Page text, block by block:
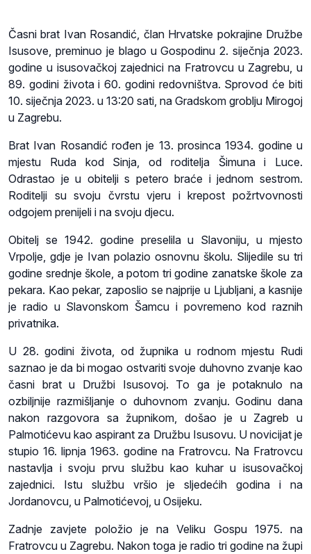
Časni brat Ivan Rosandić, član Hrvatske pokrajine Družbe
Isusove, preminuo je blago u Gospodinu 2. siječnja 2023.
godine u isusovačkoj zajednici na Fratrovcu u Zagrebu, u
89. godini života i 60. godini redovništva. Sprovod će biti
10. siječnja 2023. u 13:20 sati, na Gradskom groblju Mirogoj
u Zagrebu.
Brat Ivan Rosandić rođen je 13. prosinca 1934. godine u
mjestu Ruda kod Sinja, od roditelja Šimuna i Luce.
Odrastao je u obitelji s petero braće i jednom sestrom.
Roditelji su svoju čvrstu vjeru i krepost požrtvovnosti
odgojem prenijeli i na svoju djecu.
Obitelj se 1942. godine preselila u Slavoniju, u mjesto
Vrpolje, gdje je Ivan polazio osnovnu školu. Slijedile su tri
godine srednje škole, a potom tri godine zanatske škole za
pekara. Kao pekar, zaposlio se najprije u Ljubljani, a kasnije
je radio u Slavonskom Šamcu i povremeno kod raznih
privatnika.
U 28. godini života, od župnika u rodnom mjestu Rudi
saznao je da bi mogao ostvariti svoje duhovno zvanje kao
časni brat u Družbi Isusovoj. To ga je potaknulo na
ozbiljnije razmišljanje o duhovnom zvanju. Godinu dana
nakon razgovora sa župnikom, došao je u Zagreb u
Palmotićevu kao aspirant za Družbu Isusovu. U novicijat je
stupio 16. lipnja 1963. godine na Fratrovcu. Na Fratrovcu
nastavlja i svoju prvu službu kao kuhar u isusovačkoj
zajednici. Istu službu vršio je sljedećih godina i na
Jordanovcu, u Palmotićevoj, u Osijeku.
Zadnje zavjete položio je na Veliku Gospu 1975. na
Fratrovcu u Zagrebu. Nakon toga je radio tri godine na župi